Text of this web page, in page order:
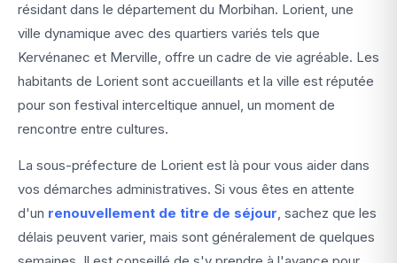
résidant dans le département du Morbihan. Lorient, une
ville dynamique avec des quartiers variés tels que
Kervénanec et Merville, offre un cadre de vie agréable. Les
habitants de Lorient sont accueillants et la ville est réputée
pour son festival interceltique annuel, un moment de
rencontre entre cultures.
La sous-préfecture de Lorient est là pour vous aider dans
vos démarches administratives. Si vous êtes en attente
d'un renouvellement de titre de séjour, sachez que les
délais peuvent varier, mais sont généralement de quelques